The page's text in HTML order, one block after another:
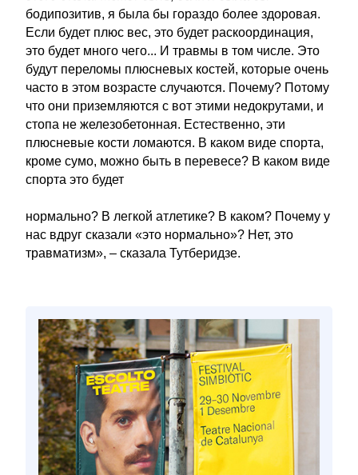
бодипозитив, я была бы гораздо более здоровая.
Если будет плюс вес, это будет раскоординация,
это будет много чего... И травмы в том числе. Это
будут переломы плюсневых костей, которые очень
часто в этом возрасте случаются. Почему? Потому
что они приземляются с вот этими недокрутами, и
стопа не железобетонная. Естественно, эти
плюсневые кости ломаются. В каком виде спорта,
кроме сумо, можно быть в перевесе? В каком виде
спорта это будет
нормально? В легкой атлетике? В каком? Почему у
нас вдруг сказали «это нормально»? Нет, это
травматизм», – сказала Тутберидзе.